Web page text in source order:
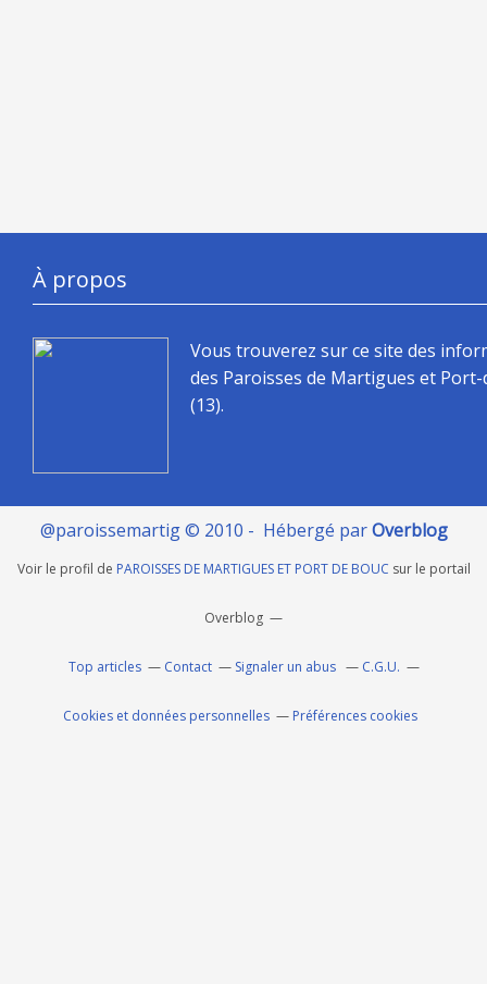
À propos
Vous trouverez sur ce site des
des Paroisses de Martigues et
(13).
@paroissemartig © 2010 - Hébergé parOverblog
Voir le profil de PAROISSES DE MARTIGUES ET PORT DE BOUC sur le portail
Overblog
Top articles Contact Signaler un abus C.G.U.
Cookies et données personnelles Préférences cookies